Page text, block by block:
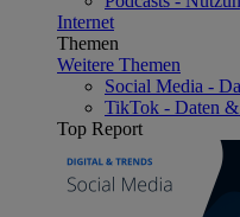
Internet
Themen
Weitere Themen
Social Media -
TikTok - Daten &
Top Report